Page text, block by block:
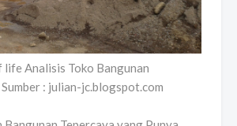
Analisis Toko Bangunan
: julian-jc.blogspot.com